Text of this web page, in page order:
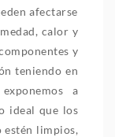
afectarse
calor y
y
teniendo en
a
ideal que los
estén limpios,